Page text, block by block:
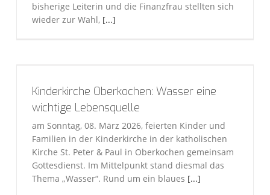
bisherige Leiterin und die Finanzfrau stellten sich
wieder zur Wahl, [...]
Kinderkirche Oberkochen: Wasser eine
wichtige Lebensquelle
am Sonntag, 08. März 2026, feierten Kinder und
Familien in der Kinderkirche in der katholischen
Kirche St. Peter & Paul in Oberkochen gemeinsam
Gottesdienst. Im Mittelpunkt stand diesmal das
Thema „Wasser“. Rund um ein blaues [...]